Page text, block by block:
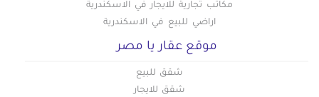
مكاتب تجارية للايجار في الاسكندرية
اراضي للبيع في الاسكندرية
موقع عقار يا مصر
شقق للبيع
شقق للايجار